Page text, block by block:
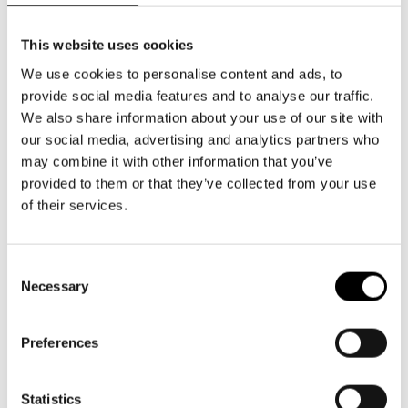
This website uses cookies
We use cookies to personalise content and ads, to
provide social media features and to analyse our traffic.
We also share information about your use of our site with
our social media, advertising and analytics partners who
may combine it with other information that you’ve
provided to them or that they’ve collected from your use
of their services.
Selection
Necessary
Preferences
Statistics
gästspel, om inte annat anges. Punkterna 1-3 gäller för
musikalen Änglagård, men inte punkt 4.
Plock ur repertoaren